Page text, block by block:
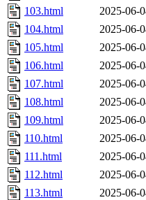
103.html
2025-06-
104.html
2025-06-
105.html
2025-06-
106.html
2025-06-
107.html
2025-06-
108.html
2025-06-
109.html
2025-06-
110.html
2025-06-
111.html
2025-06-
112.html
2025-06-
113.html
2025-06-